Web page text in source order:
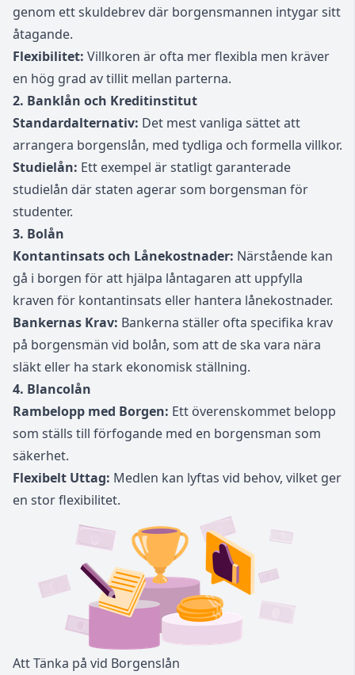
genom ett skuldebrev där borgensmannen intygar sitt
åtagande.
Flexibilitet: Villkoren är ofta mer flexibla men kräver
en hög grad av tillit mellan parterna.
2. Banklån och Kreditinstitut
Standardalternativ: Det mest vanliga sättet att
arrangera borgenslån, med tydliga och formella villkor.
Studielån: Ett exempel är statligt garanterade
studielån där staten agerar som borgensman för
studenter.
3. Bolån
Kontantinsats och Lånekostnader: Närstående kan
gå i borgen för att hjälpa låntagaren att uppfylla
kraven för kontantinsats eller hantera lånekostnader.
Bankernas Krav: Bankerna ställer ofta specifika krav
på borgensmän vid bolån, som att de ska vara nära
släkt eller ha stark ekonomisk ställning.
4. Blancolån
Rambelopp med Borgen: Ett överenskommet belopp
som ställs till förfogande med en borgensman som
säkerhet.
Flexibelt Uttag: Medlen kan lyftas vid behov, vilket ger
en stor flexibilitet.
Att Tänka på vid Borgenslån